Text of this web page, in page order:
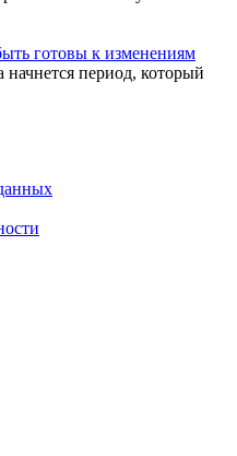
готовы к изменениям
период, который